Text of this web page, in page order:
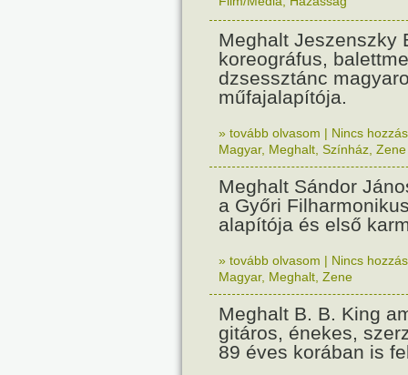
Meghalt Jeszenszky
koreográfus,
dzsessztánc
műfajalapítója.
» tovább olvasom | Nincs
Magyar, Meghalt Színház Zene
Meghalt Sándor
a Győri
alapítója és első
» tovább olvasom | Nincs
Magyar, Meghalt Zene
Meghalt B. B. King
gitáros, énekes,
89 éves korában is